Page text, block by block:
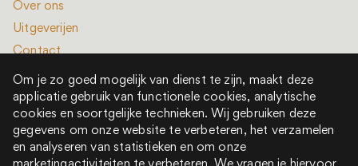
Over ons
Uitgeverijen
Contact
Alle rechten voorbehouden © 2022 - 2026
Om je zo goed mogelijk van dienst te zijn, maakt deze
applicatie gebruik van functionele cookies, analytische
cookies en soortgelijke technieken. Wij gebruiken deze
gegevens om onze website te verbeteren, het verzamelen
en analyseren van statistieken en om onze